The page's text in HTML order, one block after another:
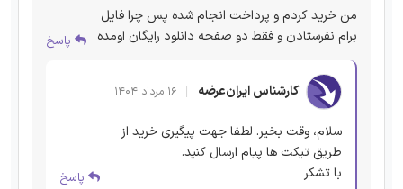
من خرید کردم و پرداخت انجام شده پس چرا فایل
برام نفرستادن و فقط دو صفحه دانلود رایگان اومده
پاسخ
کارشناس ایران‌عرضه ۱۶ مرداد ۱۴۰۴
سلام، وقت بخیر. لطفا جهت پیگیری خرید از
طریق تیکت ها پیام ارسال کنید.
با تشکر
پاسخ